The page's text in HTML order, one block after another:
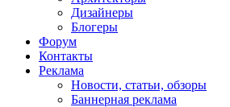
Дизайнеры
Блогеры
Форум
Контакты
Реклама
Новости, статьи, обзоры
Баннерная реклама